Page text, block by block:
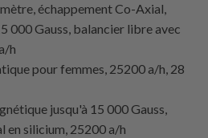
échappement Co-Axial,
000 Gauss, balancier libre avec
h
pour femmes, 25200 a/h, 28
jusqu'à 15 000 Gauss,
en silicium, 25200 a/h